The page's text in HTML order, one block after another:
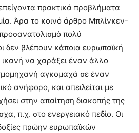
πρακτικά προβλήματα
Άρα το κοινό άρθρο Μπλίνκεν-
πολύ
δεν βλέπουν κάποια ευρωπαϊκή
ικανή να χαράξει έναν άλλο
αγκομαχά σε έναν
ανήφορο, και απειλείται με
στην απαίτηση διακοπής της
π.χ. στο ενεργειακό πεδίο. Οι
πρώην ευρωπαϊκών